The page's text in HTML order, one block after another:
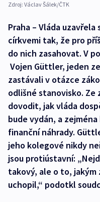
Zdroj: Václav Šálek/ČTK
Praha – Vláda
církvemi tak, že pro
do nich zasahovat. V
Vojen Güttler, jeden
zastávali v otázce
odlišné stanovisko. Ze
dovodit, jak vláda
bude vydán, a
finanční náhrady.
jeho kolegové nikdy
jsou protiústavní:
takový, ale o to, jakým
uchopil,“ podotkl